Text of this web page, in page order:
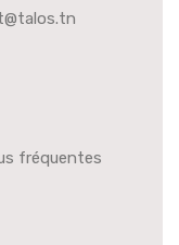
fréquentes